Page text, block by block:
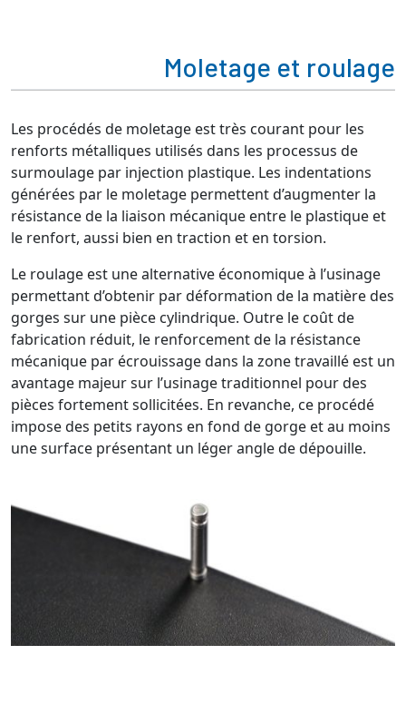
Moletage et roulage
Les procédés de moletage est très courant pour les
renforts métalliques utilisés dans les processus de
surmoulage par injection plastique. Les indentations
générées par le moletage permettent d’augmenter la
résistance de la liaison mécanique entre le plastique et
le renfort, aussi bien en traction et en torsion.
Le roulage est une alternative économique à l’usinage
permettant d’obtenir par déformation de la matière des
gorges sur une pièce cylindrique. Outre le coût de
fabrication réduit, le renforcement de la résistance
mécanique par écrouissage dans la zone travaillé est un
avantage majeur sur l’usinage traditionnel pour des
pièces fortement sollicitées. En revanche, ce procédé
impose des petits rayons en fond de gorge et au moins
une surface présentant un léger angle de dépouille.